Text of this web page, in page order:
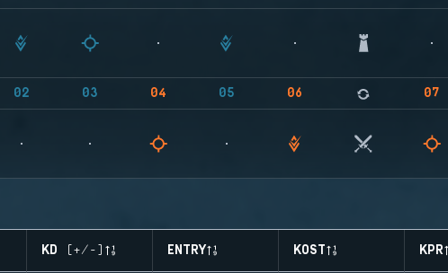
02 03 04 05 06 07
KD (+/-) ENTRY KOST KPR